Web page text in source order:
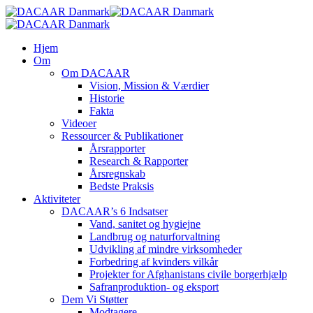
Skip
to
content
search
Menu
Hjem
Om
Om DACAAR
Vision, Mission & Værdier
Historie
Fakta
Videoer
Ressourcer & Publikationer
Årsrapporter
Research & Rapporter
Årsregnskab
Bedste Praksis
Aktiviteter
DACAAR’s 6 Indsatser
Vand, sanitet og hygiejne
Landbrug og naturforvaltning
Udvikling af mindre virksomheder
Forbedring af kvinders vilkår
Projekter for Afghanistans civile borgerhjælp
Safranproduktion- og eksport
Dem Vi Støtter